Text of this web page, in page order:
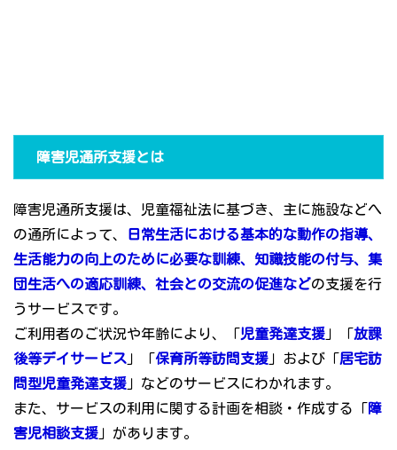
障害児通所支援とは
障害児通所支援は、児童福祉法に基づき、主に施設などへ
の通所によって、
日常生活における基本的な動作の指導、
生活能力の向上のために必要な訓練、知識技能の付与、集
団生活への適応訓練、社会との交流の促進などの支援を行
うサービスです。
ご利用者のご状況や年齢により、「児童発達支援 」「放課
後等デイサービス 」「保育所等訪問支援 」および「居宅訪
問型児童発達支援 」などのサービスにわかれます。
また、サービスの利用に関する計画を相談・作成する「障
害児相談支援 」があります。